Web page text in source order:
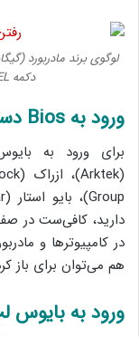
لوگوی برند مادربورد
دکمه DEL می‌توان صفحه بایوس را باز کرد
ورود به Bios دسکتاپ‌ها و کامپیوترهای خانگی
برای ورود به
هم می‌توان برای باز
ورود به